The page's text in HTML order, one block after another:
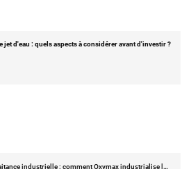
jet d'eau : quels aspects à considérer avant d'investir ?
industrielle : comment Oxymax industrialise l…